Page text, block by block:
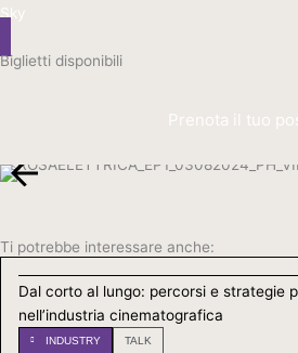
Sky
Biglietti disponibili
Prenota il tuo
Ti potrebbe interessare anche:
Dal corto al lungo: percorsi e strategie
nell’industria cinematografica
INDUSTRY TALK